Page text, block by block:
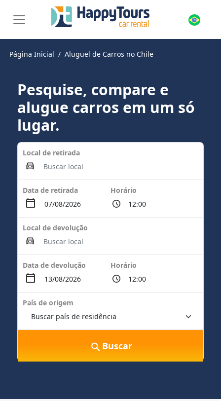
Página Inicial Aluguel de Carros no Chile
Pesquise, compare e
alugue carros em um só
lugar.
Local de retirada
Data de retirada Horário
Local de devolução
Data de devolução Horário
País de origem
Buscar